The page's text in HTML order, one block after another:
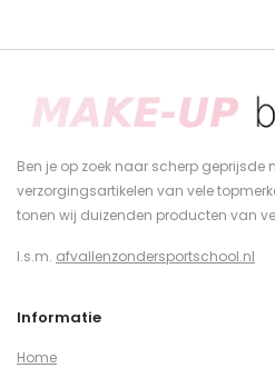
Ben je op zoek naar scherp geprijsde
verzorgingsartikelen van vele
tonen wij duizenden producten van
I.s.m. afvallenzondersportschool.nl
Informatie
Home